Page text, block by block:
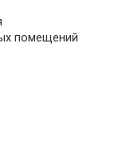
помещений